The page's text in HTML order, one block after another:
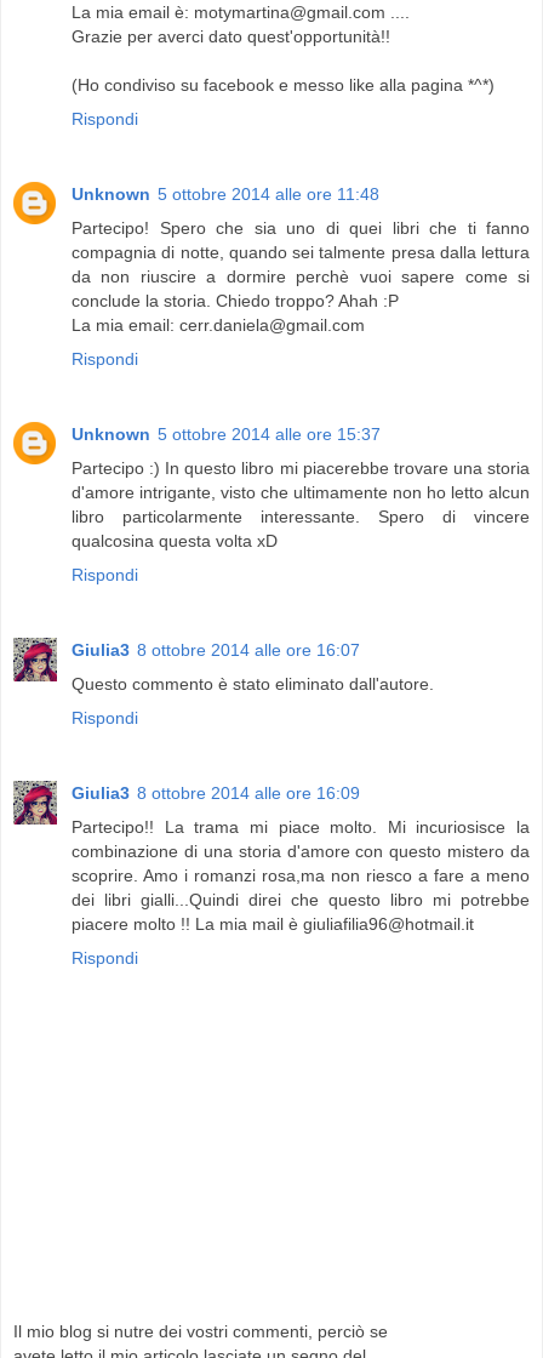
La mia email è: motymartina@gmail.com ....
Grazie per averci dato quest'opportunità!!
(Ho condiviso su facebook e messo like alla pagina *^*)
Rispondi
Unknown 5 ottobre 2014 alle ore 11:48
Partecipo! Spero che sia uno di quei libri che ti fanno
compagnia di notte, quando sei talmente presa dalla lettura
da non riuscire a dormire perchè vuoi sapere come si
conclude la storia. Chiedo troppo? Ahah :P
La mia email: cerr.daniela@gmail.com
Rispondi
Unknown 5 ottobre 2014 alle ore 15:37
Partecipo :) In questo libro mi piacerebbe trovare una storia
d'amore intrigante, visto che ultimamente non ho letto alcun
libro particolarmente interessante. Spero di vincere
qualcosina questa volta xD
Rispondi
Giulia3 8 ottobre 2014 alle ore 16:07
Questo commento è stato eliminato dall'autore.
Rispondi
Giulia3 8 ottobre 2014 alle ore 16:09
Partecipo!! La trama mi piace molto. Mi incuriosisce la
combinazione di una storia d'amore con questo mistero da
scoprire. Amo i romanzi rosa,ma non riesco a fare a meno
dei libri gialli...Quindi direi che questo libro mi potrebbe
piacere molto !! La mia mail è giuliafilia96@hotmail.it
Rispondi
Il mio blog si nutre dei vostri commenti, perciò se